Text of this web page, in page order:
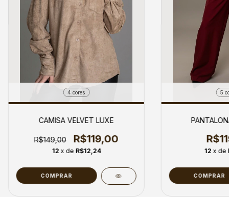
4 cores
CAMISA VELVET LUXE
R$149,00 R$119,00
12 x de R$12,24
COMPRAR
5
12 x de
COMPRAR